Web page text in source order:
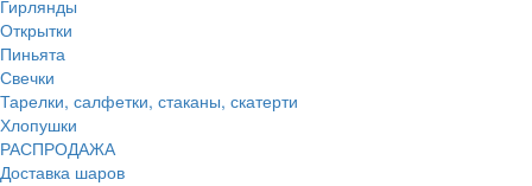
Гирлянды
Открытки
Пиньята
Свечки
Тарелки, салфетки, стаканы, скатерти
Хлопушки
РАСПРОДАЖА
Доставка шаров